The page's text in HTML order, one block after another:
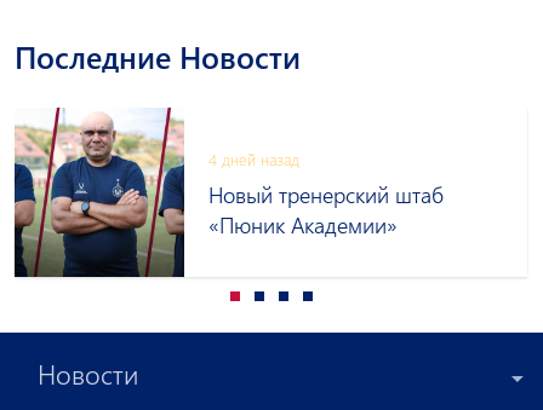
Последние Новости
4 дней назад
Новый тренерский штаб
«Пюник Академии»
Новости